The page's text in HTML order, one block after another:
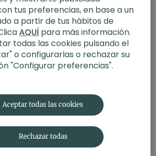
con Raquel
tus preferencias, en base a un
a partir de tus hábitos de
AQUÍpara más información.
todas las cookies pulsando el
o configurarlas o rechazar su
"Configurar preferencias".
Aceptar todas las cookies
Rechazar todas